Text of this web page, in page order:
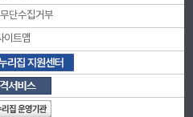
단수집거부
이트맵